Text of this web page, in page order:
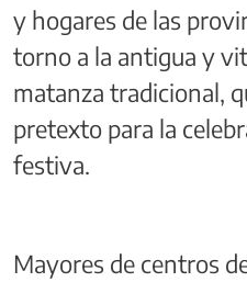
y hogares de las
torno a la antigua y
matanza tradicional,
pretexto para la
festiva.
Mayores de centros